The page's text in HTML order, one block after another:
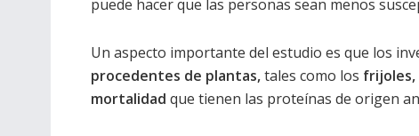
puede hacer que las personas sean menos
Un aspecto importante del estudio es que los
procedentes de plantas,tales como los frijoles,
mortalidad que tienen las proteínas de origen